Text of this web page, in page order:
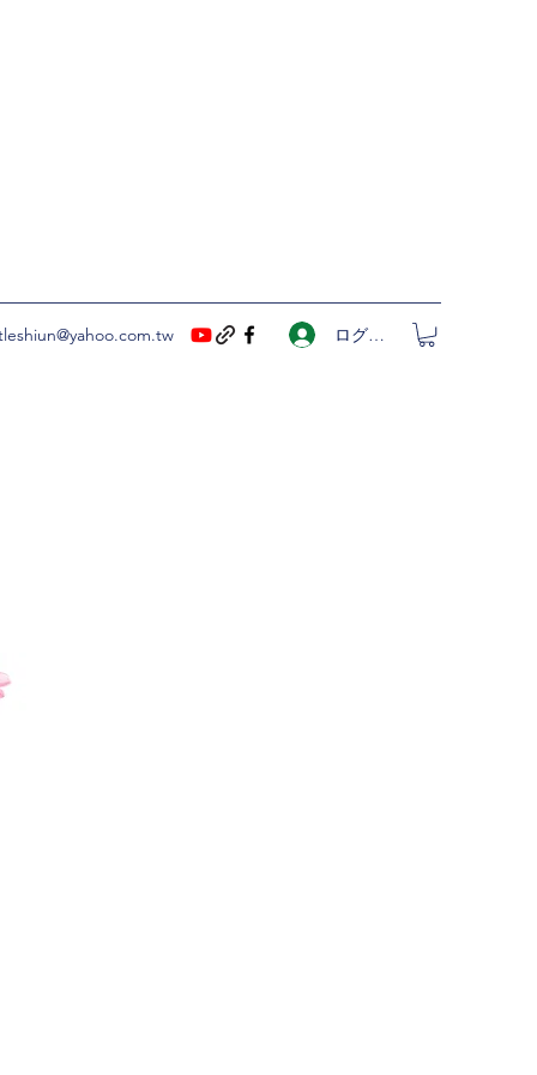
ログイン